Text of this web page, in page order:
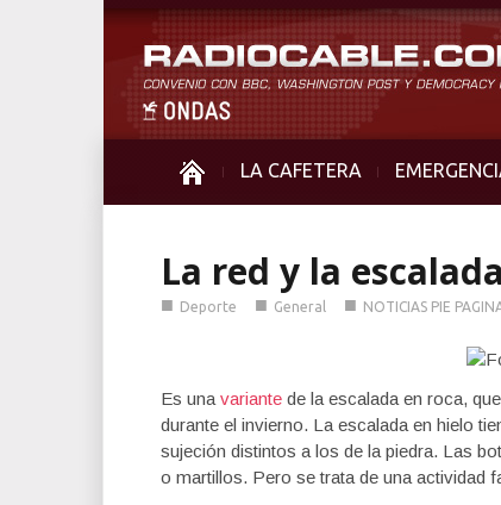
LA CAFETERA
La red y la
■ Deporte ■ General ■ NOTICIAS PIE
Es una variante de la escalada en roca,
durante el invierno. La escalada en hielo
sujeción distintos a los de la piedra. Las
o martillos. Pero se trata de una actividad